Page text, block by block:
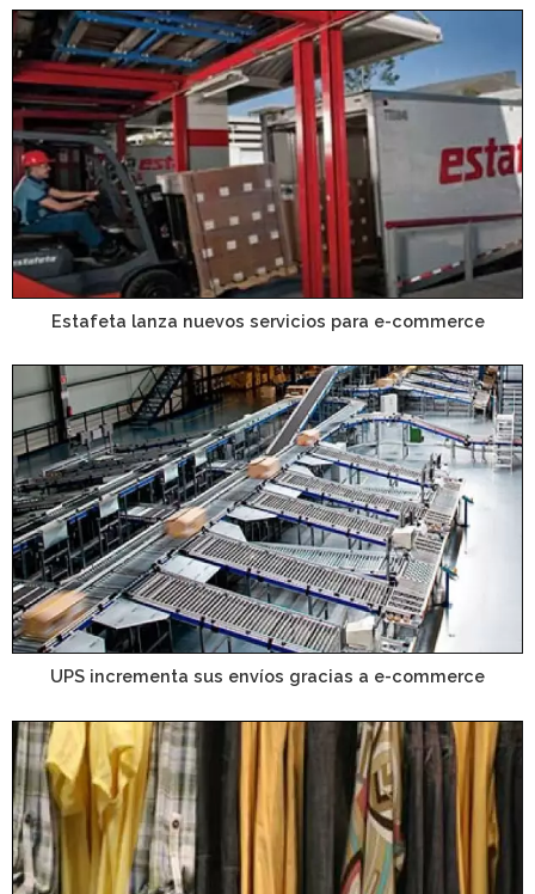
Estafeta lanza nuevos servicios para e-commerce
UPS incrementa sus envíos gracias a e-commerce